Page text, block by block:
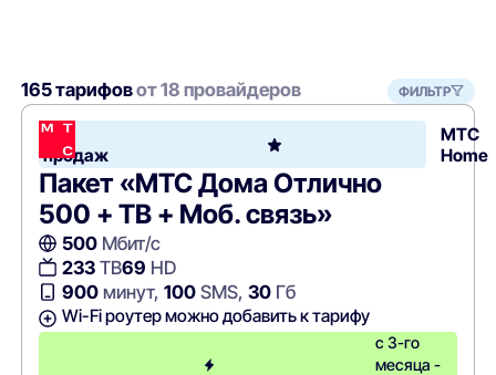
165 тарифовот 18 провайдеров ФИЛЬТР
Хит
продаж
МТС
Home
Пакет «МТС Дома Отлично
500 + ТВ + Моб. связь»
500Мбит/с
233ТВ69 HD
900минут, 100SMS, 30Гб
Wi-Fi роутер можно добавить к тарифу
с 3-го
месяца -